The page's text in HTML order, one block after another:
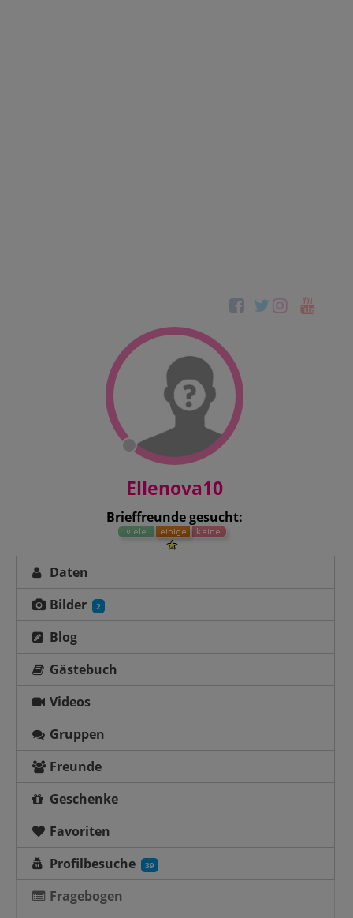
Ellenova10
Brieffreunde gesucht:
Daten
Bilder
2
Blog
Gästebuch
Videos
Gruppen
Freunde
Geschenke
Favoriten
Profilbesuche
39
Fragebogen